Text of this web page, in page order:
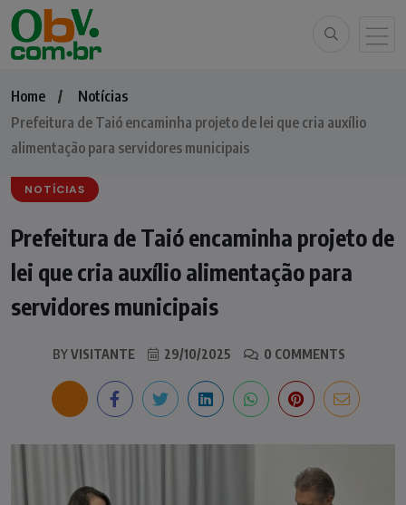
Home
Notícias
Prefeitura de Taió encaminha projeto de lei que cria auxílio
alimentação para servidores municipais
NOTÍCIAS
Prefeitura de Taió encaminha projeto de
lei que cria auxílio alimentação para
servidores municipais
BYVISITANTE 29/10/2025 0 COMMENTS